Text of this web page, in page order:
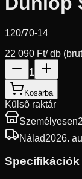
120/70-14
22 090 Ft/ db
1
Kosárba
Külső raktár
Személyesen
Nálad2026.
Specifikációk